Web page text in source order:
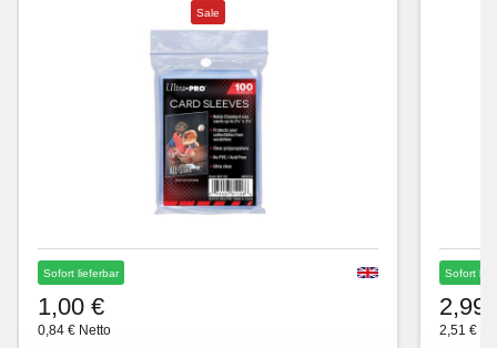
Sale
Sofort lieferbar
1,00 €
0,84 € Netto
Sofort
2,99
2,51 €